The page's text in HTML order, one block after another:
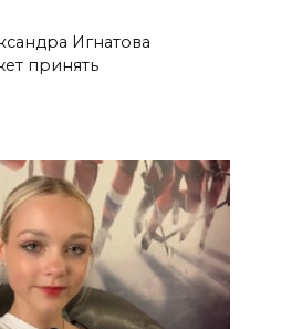
Игнатова
принять